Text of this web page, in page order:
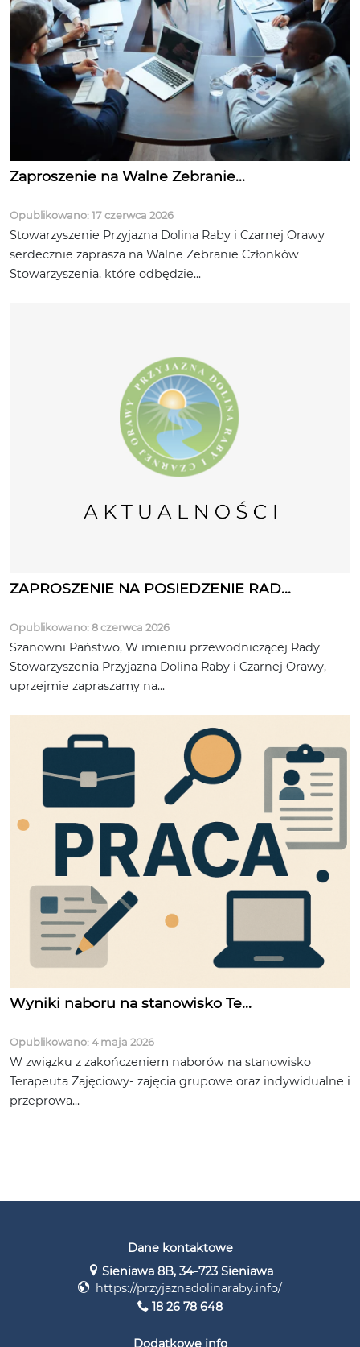
Zaproszenie na Walne Zebranie...
Opublikowano: 17 czerwca 2026
Stowarzyszenie Przyjazna Dolina Raby i Czarnej Orawy
serdecznie zaprasza na Walne Zebranie Członków
Stowarzyszenia, które odbędzie...
ZAPROSZENIE NA POSIEDZENIE RAD...
Opublikowano: 8 czerwca 2026
Szanowni Państwo, W imieniu przewodniczącej Rady
Stowarzyszenia Przyjazna Dolina Raby i Czarnej Orawy,
uprzejmie zapraszamy na...
Wyniki naboru na stanowisko Te...
Opublikowano: 4 maja 2026
W związku z zakończeniem naborów na stanowisko
Terapeuta Zajęciowy- zajęcia grupowe oraz indywidualne i
przeprowa...
Dane kontaktowe
Sieniawa 8B, 34-723 Sieniawa
https://przyjaznadolinaraby.info/
18 26 78 648